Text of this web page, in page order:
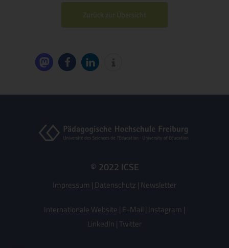
Zurück zur Übersicht
© 2022 ICSE
Impressum | Datenschutz | Newsletter
Internationale Website | E-Mail | Instagram |
LinkedIn | Twitter